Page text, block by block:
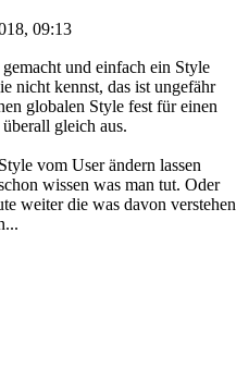
09:13
und einfach ein Style
nicht kennst, das ist ungefähr
globalen Style fest für einen
gleich aus.
vom User ändern lassen
wissen was man tut. Oder
weiter die was davon verstehen